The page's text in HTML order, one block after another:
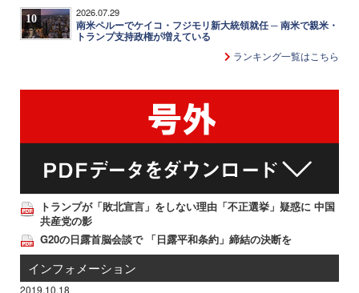
10 2026.07.29
南米ペルーでケイコ・フジモリ新大統領就任 ─ 南米で親米・
トランプ支持政権が増えている
ランキング一覧はこちら
トランプが「敗北宣言」をしない理由「不正選挙」疑惑に 中国
共産党の影
G20の日露首脳会談で 「日露平和条約」締結の決断を
インフォメーション
2019.10.18